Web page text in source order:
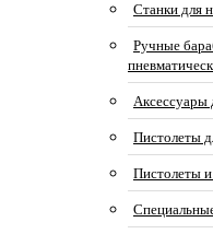
Станки для
Ручные
Аксессуары
Пистолеты
Пистолеты и